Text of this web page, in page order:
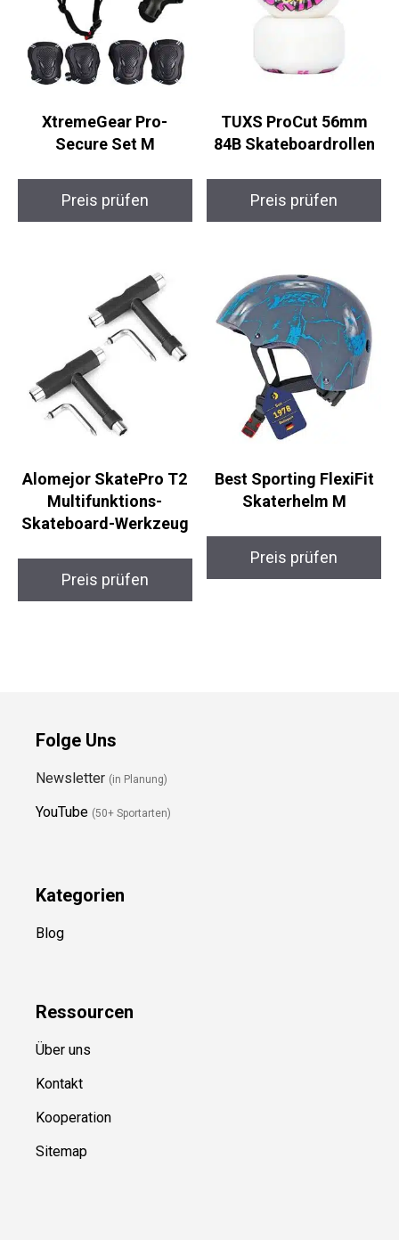
XtremeGear Pro-
Secure Set M
Preis prüfen
TUXS ProCut 56mm
84B Skateboardrollen
Preis prüfen
Alomejor SkatePro T2
Multifunktions-
Skateboard-Werkzeug
Preis prüfen
Best Sporting FlexiFit
Skaterhelm M
Preis prüfen
Folge Uns
Newsletter (in Planung)
YouTube (50+ Sportarten)
Kategorien
Blog
Ressourcen
Über uns
Kontakt
Kooperation
Sitemap